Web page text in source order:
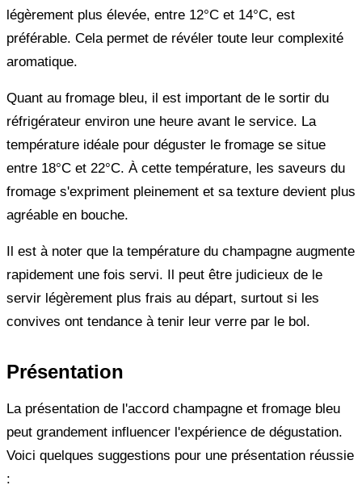
légèrement plus élevée, entre 12°C et 14°C, est
préférable. Cela permet de révéler toute leur complexité
aromatique.
Quant au fromage bleu, il est important de le sortir du
réfrigérateur environ une heure avant le service. La
température idéale pour déguster le fromage se situe
entre 18°C et 22°C. À cette température, les saveurs du
fromage s'expriment pleinement et sa texture devient plus
agréable en bouche.
Il est à noter que la température du champagne augmente
rapidement une fois servi. Il peut être judicieux de le
servir légèrement plus frais au départ, surtout si les
convives ont tendance à tenir leur verre par le bol.
Présentation
La présentation de l'accord champagne et fromage bleu
peut grandement influencer l'expérience de dégustation.
Voici quelques suggestions pour une présentation réussie
: